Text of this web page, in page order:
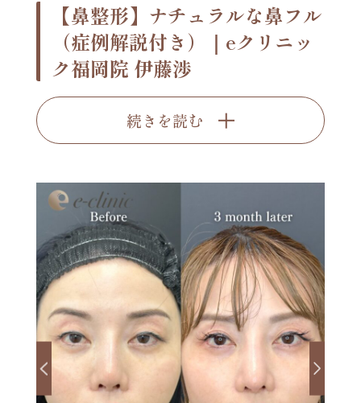
【鼻整形】ナチュラルな鼻フル
（症例解説付き）｜eクリニッ
ク福岡院 伊藤渉
続きを読む